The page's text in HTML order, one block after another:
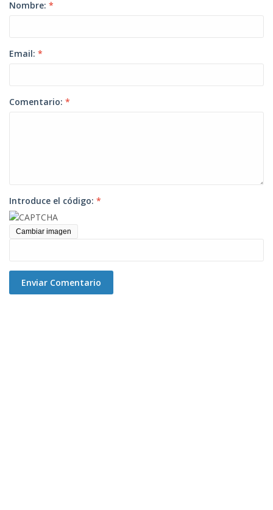
Nombre: *
Email: *
Comentario: *
Introduce el código: *
Cambiar imagen
Enviar Comentario